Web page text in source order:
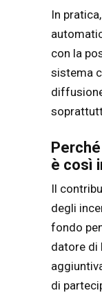
In
con la
sistema
è così
Il
degli
fondo
datore di
di